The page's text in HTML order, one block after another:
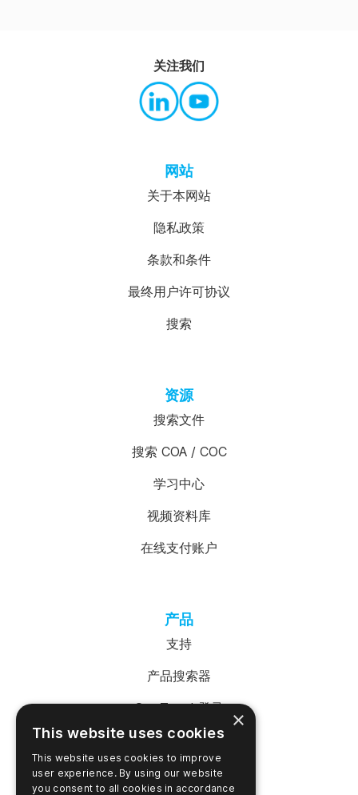
网站
关于本网站
隐私政策
条款和条件
最终用户许可协议
搜索
资源
搜索文件
搜索 COA / COC
学习中心
视频资料库
在线支付账户
产品
支持
产品搜索器
SureTrend 登录
在线购物（美国）
在线购物（澳大利亚）
关注我们
×
This website uses cookies
This website uses cookies to improve
user experience. By using our website
you consent to all cookies in accordance